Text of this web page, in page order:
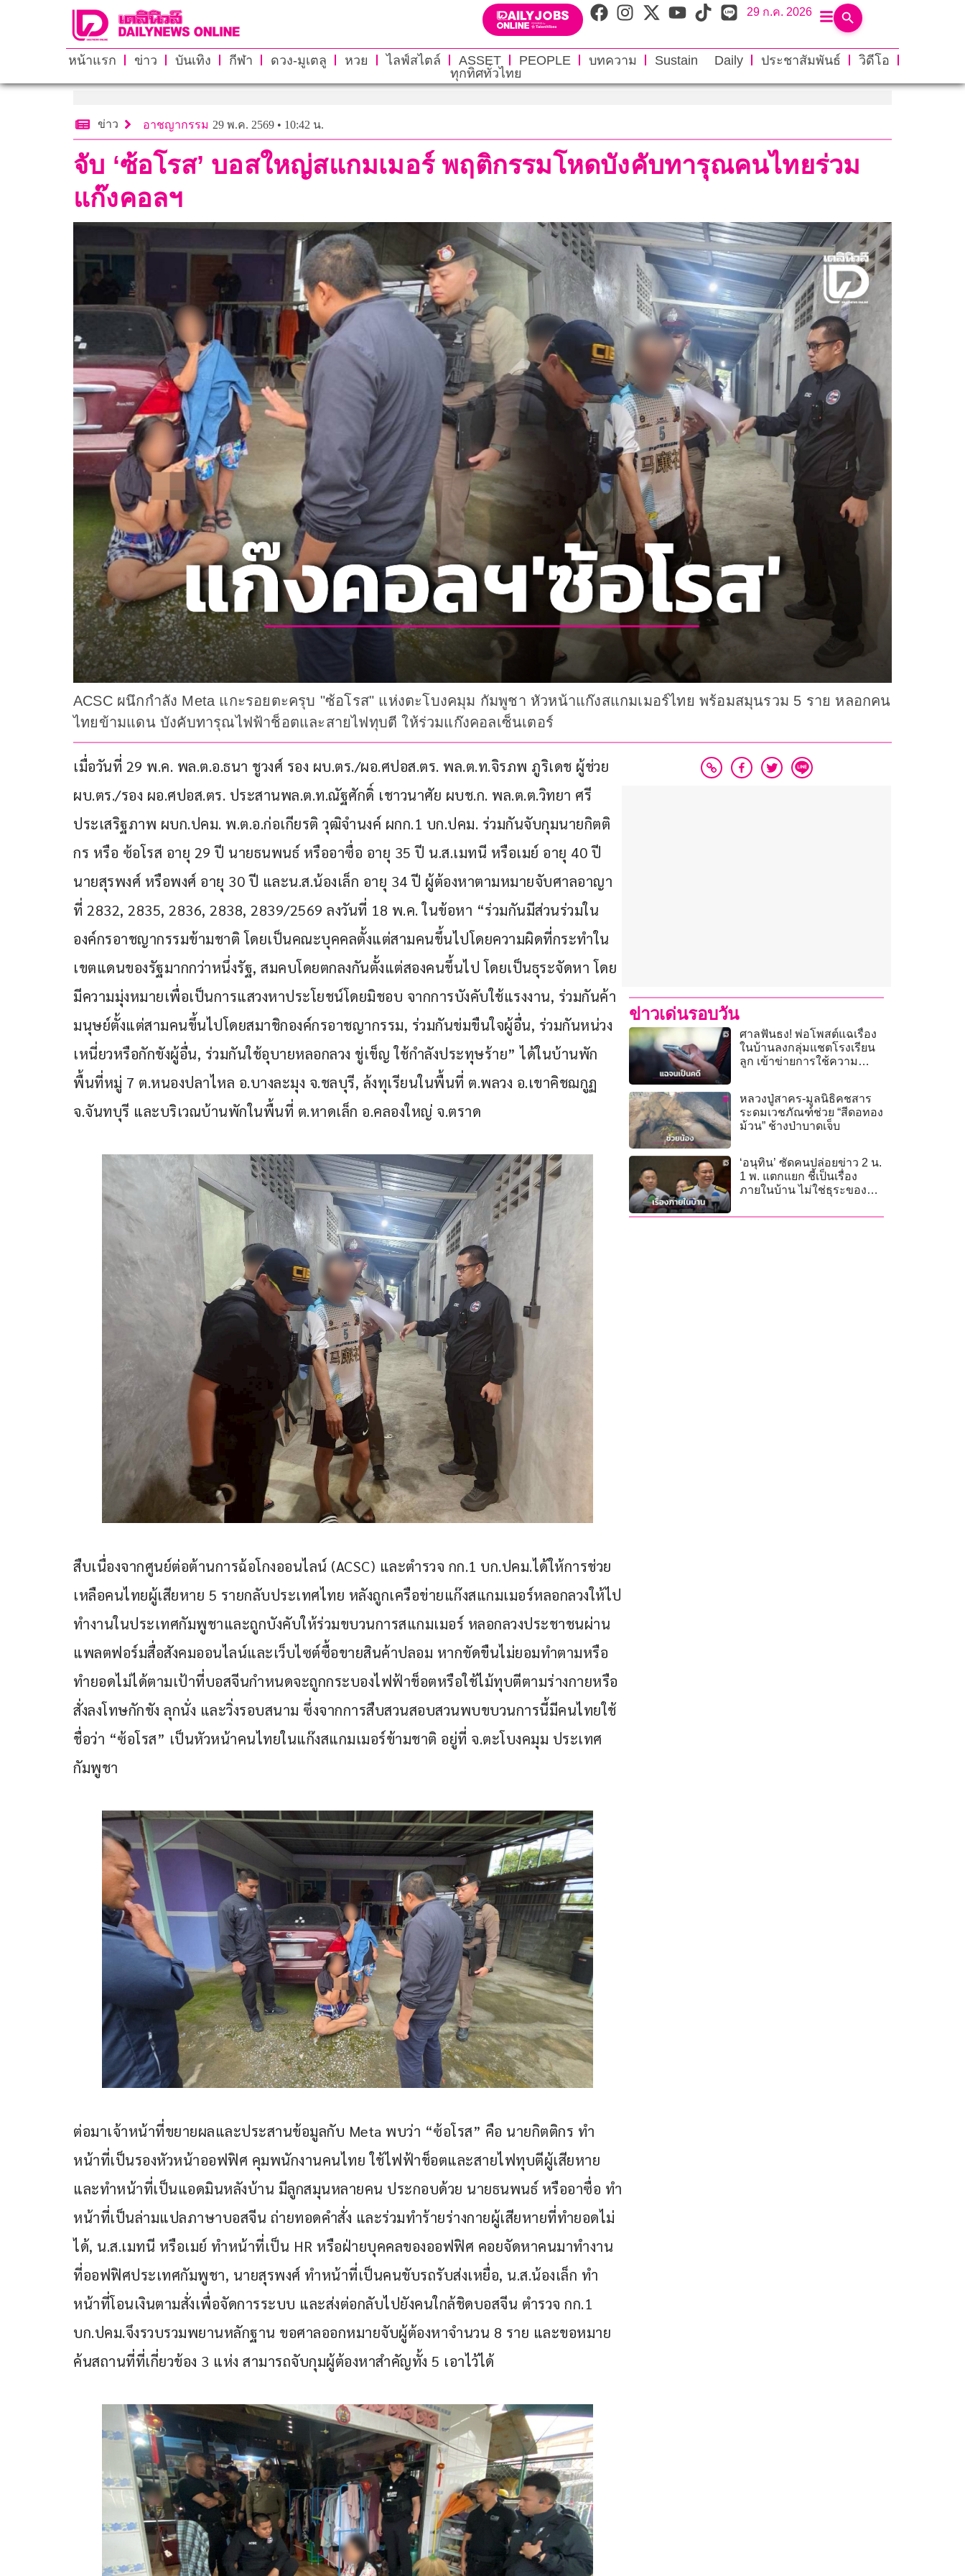
29 ก.ค. 2026
หน้าแรก ข่าว บันเทิง กีฬา ดวง-มูเตลู หวย ไลฟ์สไตล์ ASSET PEOPLE บทความ Sustain Daily ประชาสัมพันธ์
วิดีโอ
ทุกทิศทั่วไทย
ข่าว อาชญากรรม 29 พ.ค. 2569 • 10:42 น.
จับ ‘ซ้อโรส’ บอสใหญ่สแกมเมอร์ พฤติกรรมโหดบังคับทารุณคนไทยร่วม
แก๊งคอลฯ
ACSC ผนึกกำลัง Meta แกะรอยตะครุบ "ซ้อโรส" แห่งตะโบงคมุม กัมพูชา หัวหน้าแก๊งสแกมเมอร์ไทย พร้อมสมุนรวม 5 ราย หลอกคน
ไทยข้ามแดน บังคับทารุณไฟฟ้าช็อตและสายไฟทุบตี ให้ร่วมแก๊งคอลเซ็นเตอร์
เมื่อวันที่ 29 พ.ค. พล.ต.อ.ธนา ชูวงศ์ รอง ผบ.ตร./ผอ.ศปอส.ตร. พล.ต.ท.จิรภพ ภูริเดช ผู้ช่วย
ผบ.ตร./รอง ผอ.ศปอส.ตร. ประสานพล.ต.ท.ณัฐศักดิ์ เชาวนาศัย ผบช.ก. พล.ต.ต.วิทยา ศรี
ประเสริฐภาพ ผบก.ปคม. พ.ต.อ.ก่อเกียรติ วุฒิจำนงค์ ผกก.1 บก.ปคม. ร่วมกันจับกุมนายกิตติ
กร หรือ ซ้อโรส อายุ 29 ปี นายธนพนธ์ หรืออาซื่อ อายุ 35 ปี น.ส.เมทนี หรือเมย์ อายุ 40 ปี
นายสุรพงศ์ หรือพงศ์ อายุ 30 ปี และน.ส.น้องเล็ก อายุ 34 ปี ผู้ต้องหาตามหมายจับศาลอาญา
ที่ 2832, 2835, 2836, 2838, 2839/2569 ลงวันที่ 18 พ.ค. ในข้อหา “ร่วมกันมีส่วนร่วมใน
องค์กรอาชญากรรมข้ามชาติ โดยเป็นคณะบุคคลตั้งแต่สามคนขึ้นไปโดยความผิดที่กระทำใน
เขตแดนของรัฐมากกว่าหนึ่งรัฐ, สมคบโดยตกลงกันตั้งแต่สองคนขึ้นไป โดยเป็นธุระจัดหา โดย
มีความมุ่งหมายเพื่อเป็นการแสวงหาประโยชน์โดยมิชอบ จากการบังคับใช้แรงงาน, ร่วมกันค้า
มนุษย์ตั้งแต่สามคนขึ้นไปโดยสมาชิกองค์กรอาชญากรรม, ร่วมกันข่มขืนใจผู้อื่น, ร่วมกันหน่วง
เหนี่ยวหรือกักขังผู้อื่น, ร่วมกันใช้อุบายหลอกลวง ขู่เข็ญ ใช้กำลังประทุษร้าย” ได้ในบ้านพัก
พื้นที่หมู่ 7 ต.หนองปลาไหล อ.บางละมุง จ.ชลบุรี, ล้งทุเรียนในพื้นที่ ต.พลวง อ.เขาคิชฌกูฏ
จ.จันทบุรี และบริเวณบ้านพักในพื้นที่ ต.หาดเล็ก อ.คลองใหญ่ จ.ตราด
สืบเนื่องจากศูนย์ต่อต้านการฉ้อโกงออนไลน์ (ACSC) และตำรวจ กก.1 บก.ปคม.ได้ให้การช่วย
เหลือคนไทยผู้เสียหาย 5 รายกลับประเทศไทย หลังถูกเครือข่ายแก๊งสแกมเมอร์หลอกลวงให้ไป
ทำงานในประเทศกัมพูชาและถูกบังคับให้ร่วมขบวนการสแกมเมอร์ หลอกลวงประชาชนผ่าน
แพลตฟอร์มสื่อสังคมออนไลน์และเว็บไซต์ซื้อขายสินค้าปลอม หากขัดขืนไม่ยอมทำตามหรือ
ทำยอดไม่ได้ตามเป้าที่บอสจีนกำหนดจะถูกกระบองไฟฟ้าช็อตหรือใช้ไม้ทุบตีตามร่างกายหรือ
สั่งลงโทษกักขัง ลุกนั่ง และวิ่งรอบสนาม ซึ่งจากการสืบสวนสอบสวนพบขบวนการนี้มีคนไทยใช้
ชื่อว่า “ซ้อโรส” เป็นหัวหน้าคนไทยในแก๊งสแกมเมอร์ข้ามชาติ อยู่ที่ จ.ตะโบงคมุม ประเทศ
กัมพูชา
ต่อมาเจ้าหน้าที่ขยายผลและประสานข้อมูลกับ Meta พบว่า “ซ้อโรส” คือ นายกิตติกร ทำ
หน้าที่เป็นรองหัวหน้าออฟฟิศ คุมพนักงานคนไทย ใช้ไฟฟ้าช็อตและสายไฟทุบตีผู้เสียหาย
และทำหน้าที่เป็นแอดมินหลังบ้าน มีลูกสมุนหลายคน ประกอบด้วย นายธนพนธ์ หรืออาซื่อ ทำ
หน้าที่เป็นล่ามแปลภาษาบอสจีน ถ่ายทอดคำสั่ง และร่วมทำร้ายร่างกายผู้เสียหายที่ทำยอดไม่
ได้, น.ส.เมทนี หรือเมย์ ทำหน้าที่เป็น HR หรือฝ่ายบุคคลของออฟฟิศ คอยจัดหาคนมาทำงาน
ที่ออฟฟิศประเทศกัมพูชา, นายสุรพงศ์ ทำหน้าที่เป็นคนขับรถรับส่งเหยื่อ, น.ส.น้องเล็ก ทำ
หน้าที่โอนเงินตามสั่งเพื่อจัดการระบบ และส่งต่อกลับไปยังคนใกล้ชิดบอสจีน ตำรวจ กก.1
บก.ปคม.จึงรวบรวมพยานหลักฐาน ขอศาลออกหมายจับผู้ต้องหาจำนวน 8 ราย และขอหมาย
ค้นสถานที่ที่เกี่ยวข้อง 3 แห่ง สามารถจับกุมผู้ต้องหาสำคัญทั้ง 5 เอาไว้ได้
ข่าวเด่นรอบวัน
ศาลฟันธง! พ่อโพสต์แฉเรื่อง
ในบ้านลงกลุ่มแชตโรงเรียน
ลูก เข้าข่ายการใช้ความ
หลวงปู่สาคร-มูลนิธิคชสาร
ระดมเวชภัณฑ์ช่วย “สีดอทอง
ม้วน” ช้างป่าบาดเจ็บ
‘อนุทิน’ ซัดคนปล่อยข่าว 2 น.
1 พ. แตกแยก ชี้เป็นเรื่อง
ภายในบ้าน ไม่ใช่ธุระของ